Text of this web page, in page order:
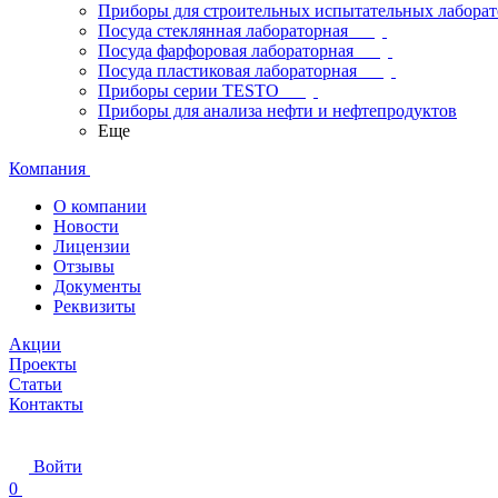
Приборы для строительных испытательных
Посуда стеклянная лабораторная
Посуда фарфоровая лабораторная
Посуда пластиковая лабораторная
Приборы серии TESTO
Приборы для анализа нефти и нефтепродуктов
Еще
Компания
О компании
Новости
Лицензии
Отзывы
Документы
Реквизиты
Акции
Проекты
Статьи
Контакты
Войти
0